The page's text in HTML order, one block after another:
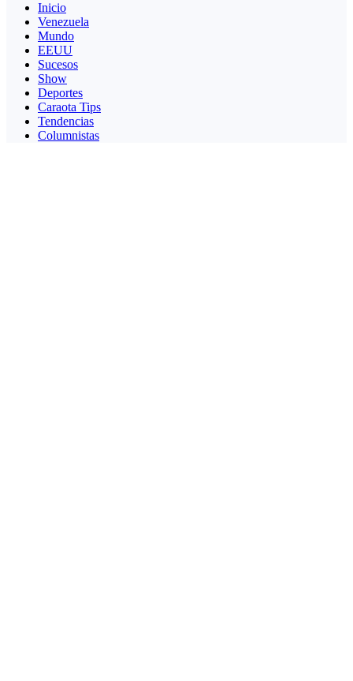
Inicio
Venezuela
Mundo
EEUU
Sucesos
Show
Deportes
Caraota Tips
Tendencias
Columnistas